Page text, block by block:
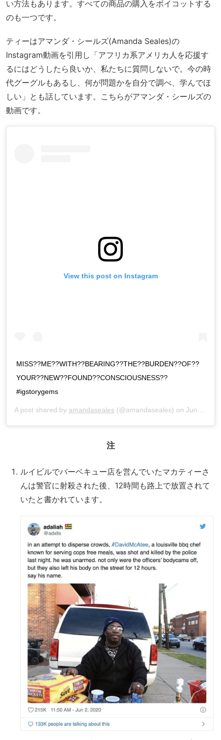
い方法もあります。すべての商品の購入をボイコットする
のも一つです。
ティーはアマンダ・シールズ(Amanda Seales)の
Instagram動画を引用し「アフリカ系アメリカ人を応援す
るにはどうしたら良いか、私たちに質問しないで。今の時
代グーグルもあるし、何が問題かを自分で調べ、学んでほ
しい」とも話しています。こちらがアマンダ・シールズの
動画です。
View this post on Instagram
MISS??ME??WITH??BEARING??THE??BURDEN??OF??
YOUR??NEW??FOUND??CONSCIOUSNESS??
#igstorygems
A post shared by amandaseales (@amandaseales) on Jun 1, 2020 at 6:19pm PDT
注
ルイビルでバーベキュー店を営んでいたマカティーさ
んは警官に射殺された後、12時間も路上で放置されて
いたと書かれています。